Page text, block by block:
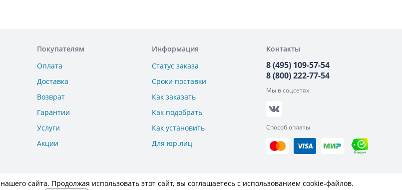
Покупателям
Оплата
Доставка
Возврат
Гарантии
Услуги
Акции
Информация
Статус заказа
Сроки поставки
Как заказать
Как подобрать
Как установить
Для юр.лиц
Контакты
8 (495) 109-57-54
8 (800) 222-77-54
Мы в соцсетях
Способ оплаты
сайта. Продолжая использовать этот сайт, вы соглашаетесь с использованием cookie-файлов.